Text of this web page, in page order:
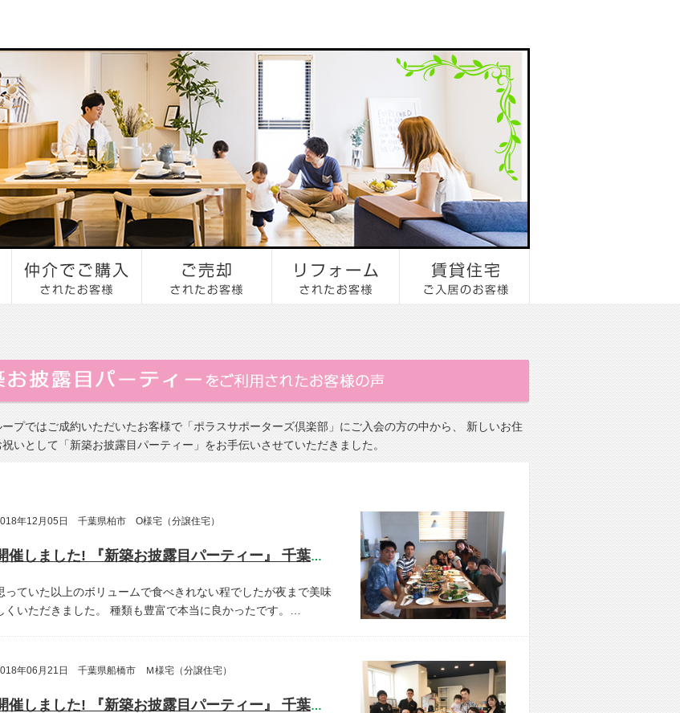
プではご成約いただいたお客様で「ポラスサポーターズ倶楽部」にご入会の方の中から、 新しいお住
祝いとして「新築お披露目パーティー」をお手伝いさせていただきました。
年12月05日 千葉県柏市 O様宅（分譲住宅）
開催しました! 『新築お披露目パーティー』 千葉県柏市 O様宅
っていた以上のボリュームで食べきれない程でしたが夜まで美味
くいただきました。
種類も豊富で本当に良かったです。…
年06月21日 千葉県船橋市 Ｍ様宅（分譲住宅）
開催しました! 『新築お披露目パーティー』 千葉県船橋市 M様宅